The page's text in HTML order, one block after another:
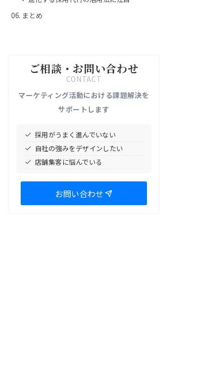
まとめ
ご相談・お問い合わせ
CONTACT
マーケティング活動における課題解決を
サポートします
採用がうまく進んでいない
自社の強みをデザインしたい
店舗集客に悩んでいる
お問い合わせ